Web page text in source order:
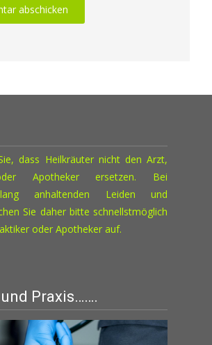
dass Heilkräuter nicht den Arzt,
Apotheker ersetzen. Bei
anhaltenden Leiden und
Sie daher bitte schnellstmöglich
oder Apotheker auf.
Praxis…….